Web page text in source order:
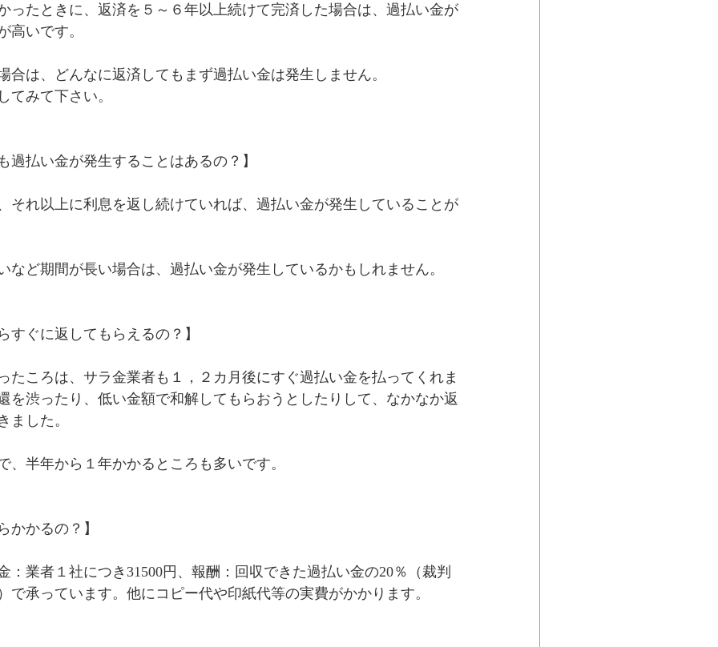
ったときに、返済を５～６年以上続けて完済した場合は、過払い金が
高いです。
合は、どんなに返済してもまず過払い金は発生しません。
てみて下さい。
過払い金が発生することはあるの？】
それ以上に利息を返し続けていれば、過払い金が発生していることが
など期間が長い場合は、過払い金が発生しているかもしれません。
すぐに返してもらえるの？】
たころは、サラ金業者も１，２カ月後にすぐ過払い金を払ってくれま
を渋ったり、低い金額で和解してもらおうとしたりして、なかなか返
ました。
、半年から１年かかるところも多いです。
かかるの？】
：業者１社につき31500円、報酬：回収できた過払い金の20％（裁判
で承っています。他にコピー代や印紙代等の実費がかかります。